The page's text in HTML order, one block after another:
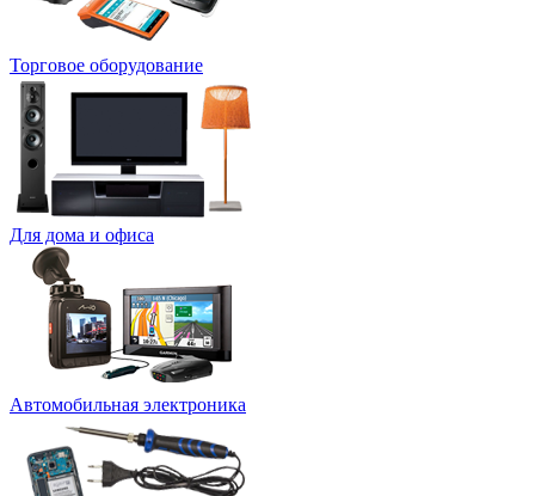
Торговое оборудование
Для дома и офиса
Автомобильная электроника